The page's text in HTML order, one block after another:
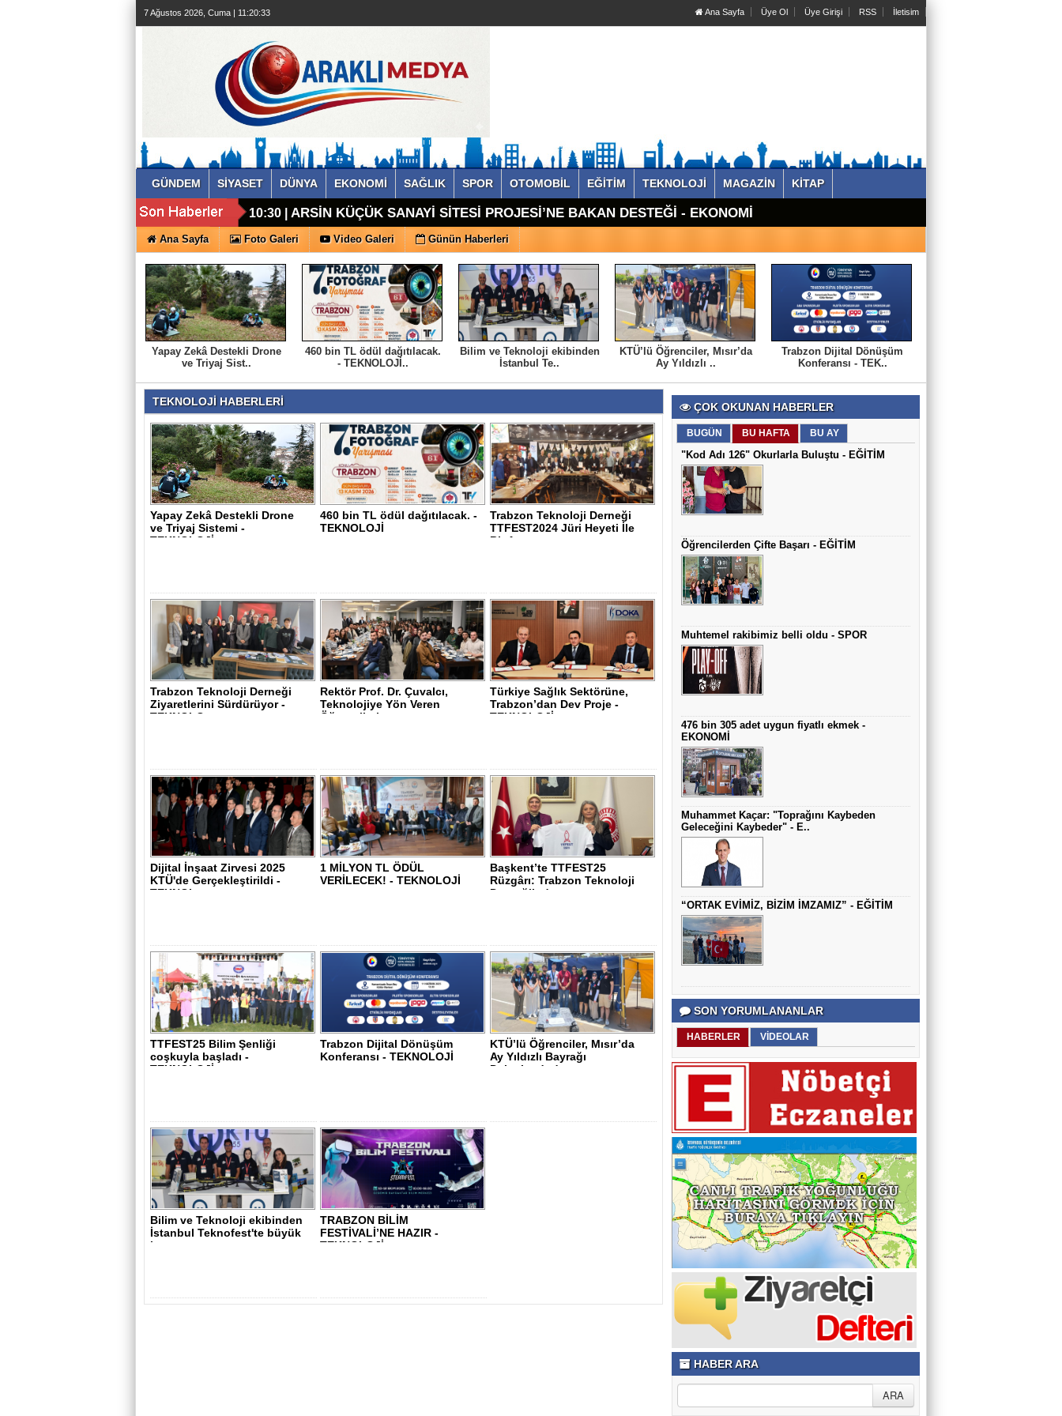
7 Ağustos 2026, Cuma | 11:20:33 Ana Sayfa Üye Ol Üye Girişi RSS İletisim
GÜNDEM SİYASET DÜNYA EKONOMİ SAĞLIK SPOR OTOMOBİL EĞİTİM TEKNOLOJİ MAGAZİN KİTAP
10:30 | ARSİN KÜÇÜK SANAYİ SİTESİ PROJESİ’NE BAKAN DESTEĞİ - EKONOMİ
Ana Sayfa Foto Galeri Video Galeri Günün Haberleri
Yapay Zekâ Destekli Drone
ve Triyaj Sist..
460 bin TL ödül dağıtılacak.
- TEKNOLOJİ..
Bilim ve Teknoloji ekibinden
İstanbul Te..
KTÜ’lü Öğrenciler, Mısır’da
Ay Yıldızlı ..
Trabzon Dijital Dönüşüm
Konferansı - TEK..
ÇOK OKUNAN HABERLER
BUGÜN BU HAFTA BU AY
"Kod Adı 126" Okurlarla Buluştu - EĞİTİM
Öğrencilerden Çifte Başarı - EĞİTİM
Muhtemel rakibimiz belli oldu - SPOR
476 bin 305 adet uygun fiyatlı ekmek -
EKONOMİ
Muhammet Kaçar: "Toprağını Kaybeden
Geleceğini Kaybeder" - E..
“ORTAK EVİMİZ, BİZİM İMZAMIZ” - EĞİTİM
SON YORUMLANANLAR
HABERLER VİDEOLAR
HABER ARA
TEKNOLOJİ HABERLERİ
Yapay Zekâ Destekli Drone
ve Triyaj Sistemi -
TEKNOLOJİ
460 bin TL ödül dağıtılacak. -
TEKNOLOJİ
Trabzon Teknoloji Derneği
TTFEST2024 Jüri Heyeti İle
Bir Ara..
Trabzon Teknoloji Derneği
Ziyaretlerini Sürdürüyor -
TEKNOLO..
Rektör Prof. Dr. Çuvalcı,
Teknolojiye Yön Veren
Öğrencilerle..
Türkiye Sağlık Sektörüne,
Trabzon’dan Dev Proje -
TEKNOLOJİ..
Dijital İnşaat Zirvesi 2025
KTÜ'de Gerçekleştirildi -
TEKNOL..
1 MİLYON TL ÖDÜL
VERİLECEK! - TEKNOLOJİ
Başkent’te TTFEST25
Rüzgârı: Trabzon Teknoloji
Derneği’nden ..
TTFEST25 Bilim Şenliği
coşkuyla başladı -
TEKNOLOJİ
Trabzon Dijital Dönüşüm
Konferansı - TEKNOLOJİ
KTÜ’lü Öğrenciler, Mısır’da
Ay Yıldızlı Bayrağı
Dalgalandırd..
Bilim ve Teknoloji ekibinden
İstanbul Teknofest'te büyük
baş..
TRABZON BİLİM
FESTİVALİ’NE HAZIR -
TEKNOLOJİ